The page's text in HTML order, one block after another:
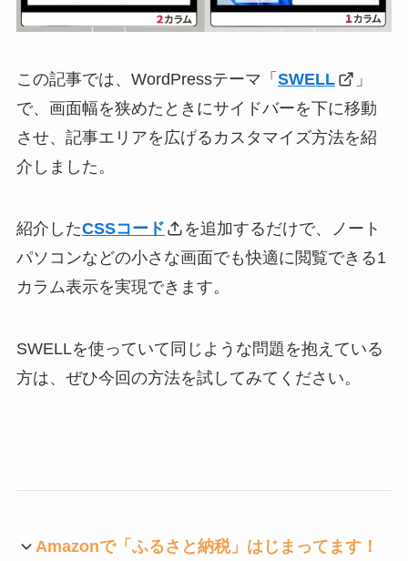
この記事では、WordPressテーマ「 SWELL
」
で、画面幅を狭めたときにサイドバーを下に移動
させ、記事エリアを広げるカスタマイズ方法を紹
介しました。
紹介したCSSコード
を追加するだけで、ノート
パソコンなどの小さな画面でも快適に閲覧できる1
カラム表示を実現できます。
SWELLを使っていて同じような問題を抱えている
方は、ぜひ今回の方法を試してみてください。
Amazonで「ふるさと納税」はじまってます！